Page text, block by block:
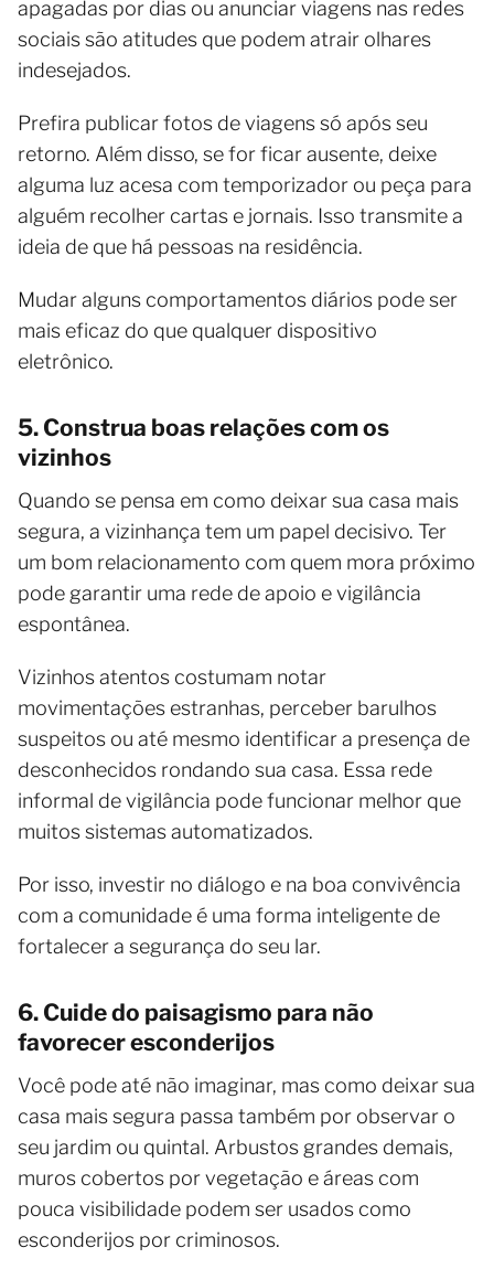
apagadas por dias ou anunciar viagens nas redes
sociais são atitudes que podem atrair olhares
indesejados.
Prefira publicar fotos de viagens só após seu
retorno. Além disso, se for ficar ausente, deixe
alguma luz acesa com temporizador ou peça para
alguém recolher cartas e jornais. Isso transmite a
ideia de que há pessoas na residência.
Mudar alguns comportamentos diários pode ser
mais eficaz do que qualquer dispositivo
eletrônico.
5. Construa boas relações com os
vizinhos
Quando se pensa em como deixar sua casa mais
segura, a vizinhança tem um papel decisivo. Ter
um bom relacionamento com quem mora próximo
pode garantir uma rede de apoio e vigilância
espontânea.
Vizinhos atentos costumam notar
movimentações estranhas, perceber barulhos
suspeitos ou até mesmo identificar a presença de
desconhecidos rondando sua casa. Essa rede
informal de vigilância pode funcionar melhor que
muitos sistemas automatizados.
Por isso, investir no diálogo e na boa convivência
com a comunidade é uma forma inteligente de
fortalecer a segurança do seu lar.
6. Cuide do paisagismo para não
favorecer esconderijos
Você pode até não imaginar, mas como deixar sua
casa mais segura passa também por observar o
seu jardim ou quintal. Arbustos grandes demais,
muros cobertos por vegetação e áreas com
pouca visibilidade podem ser usados como
esconderijos por criminosos.